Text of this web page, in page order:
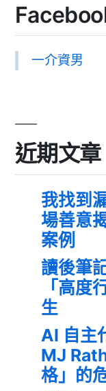
一介資男
近期文章
我找到
場善意
案例
讀後筆
「高度
生
AI 自主
MJ
格」的